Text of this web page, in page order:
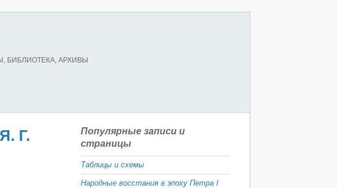
БИБЛИОТЕКА, АРХИВЫ
Г.
Популярные записи и
страницы
Таблицы и схемы
Народные восстания в эпоху Петра I